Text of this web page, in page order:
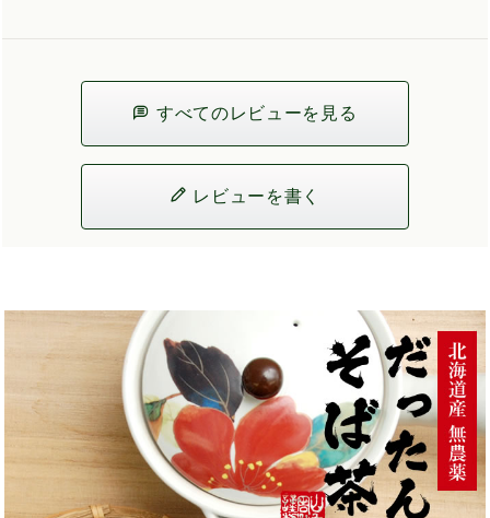
すべてのレビューを見る
レビューを書く